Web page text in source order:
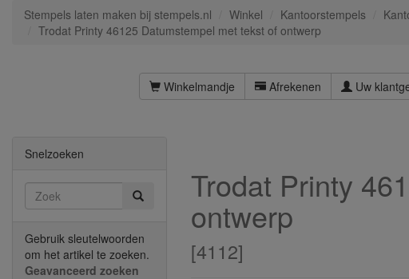
Stempels laten maken bij stempels.nl Winkel Kantoorstempels
Trodat Printy 46125 Datumstempel met tekst of ontwerp
Winkelmandje Afrekenen Uw
Trodat Printy
ontwerp
[4112]
Snelzoeken
Gebruik sleutelwoorden
om het artikel te zoeken.
Geavanceerd zoeken